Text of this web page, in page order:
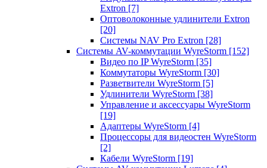
Extron [7]
Оптоволоконные удлинители Extron
[20]
Системы NAV Pro Extron [28]
Системы AV-коммутации WyreStorm [152]
Видео по IP WyreStorm [35]
Коммутаторы WyreStorm [30]
Разветвители WyreStorm [5]
Удлинители WyreStorm [38]
Управление и аксессуары WyreStorm
[19]
Адаптеры WyreStorm [4]
Процессоры для видеостен WyreStorm
[2]
Кабели WyreStorm [19]